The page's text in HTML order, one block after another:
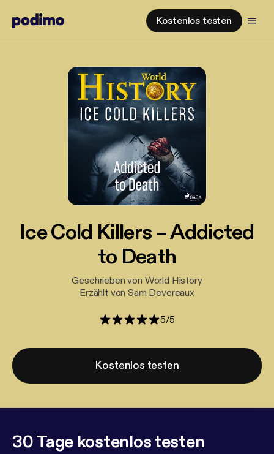
Kostenlos testen
Ice Cold Killers – Addicted
to Death
Geschrieben von World History
Erzählt von Sam Devereaux
5/5
Kostenlos testen
30 Tage kostenlos testen